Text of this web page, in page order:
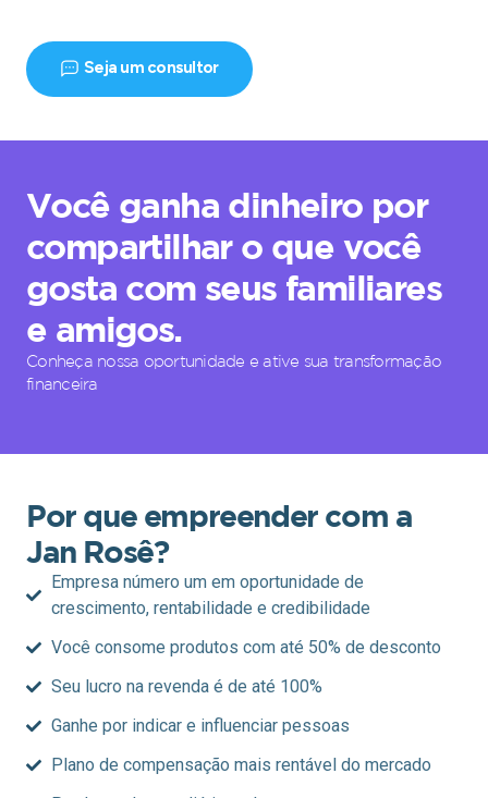
Seja um consultor
Você ganha dinheiro por
compartilhar o que você
gosta com seus familiares
e amigos.
Conheça nossa oportunidade e ative sua transformação
financeira
Por que empreender com a
Jan Rosê?
Empresa número um em oportunidade de
crescimento, rentabilidade e credibilidade
Você consome produtos com até 50% de desconto
Seu lucro na revenda é de até 100%
Ganhe por indicar e influenciar pessoas
Plano de compensação mais rentável do mercado